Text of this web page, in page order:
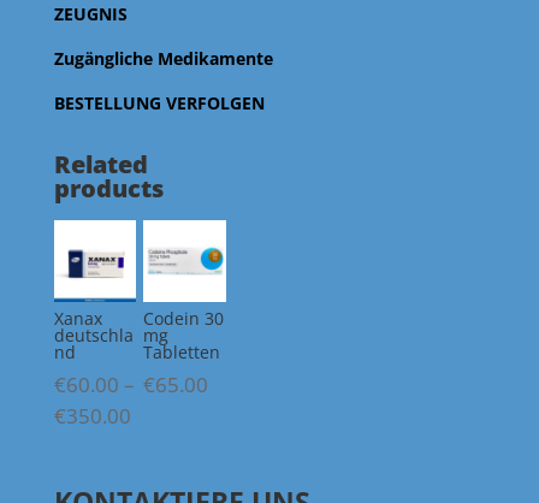
ZEUGNIS
Zugängliche Medikamente
BESTELLUNG VERFOLGEN
Related
products
Xanax
deutschla
nd
€60.00 –
€350.00Price
Codein 30
mg
Tabletten
€65.00